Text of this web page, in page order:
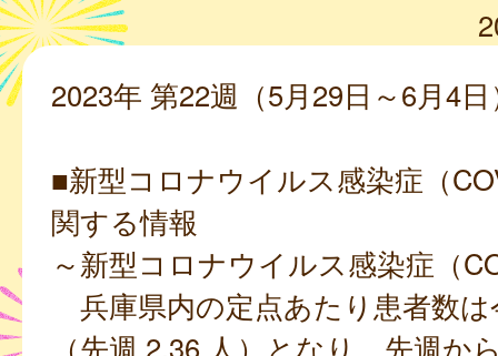
2023年 第22週（5月29日～6月4日
■新型コロナウイルス感染症（
関する情報
～新型コロナウイルス感染症（
兵庫県内の定点あたり患者数は
（先週 2.36 人）となり、先週か